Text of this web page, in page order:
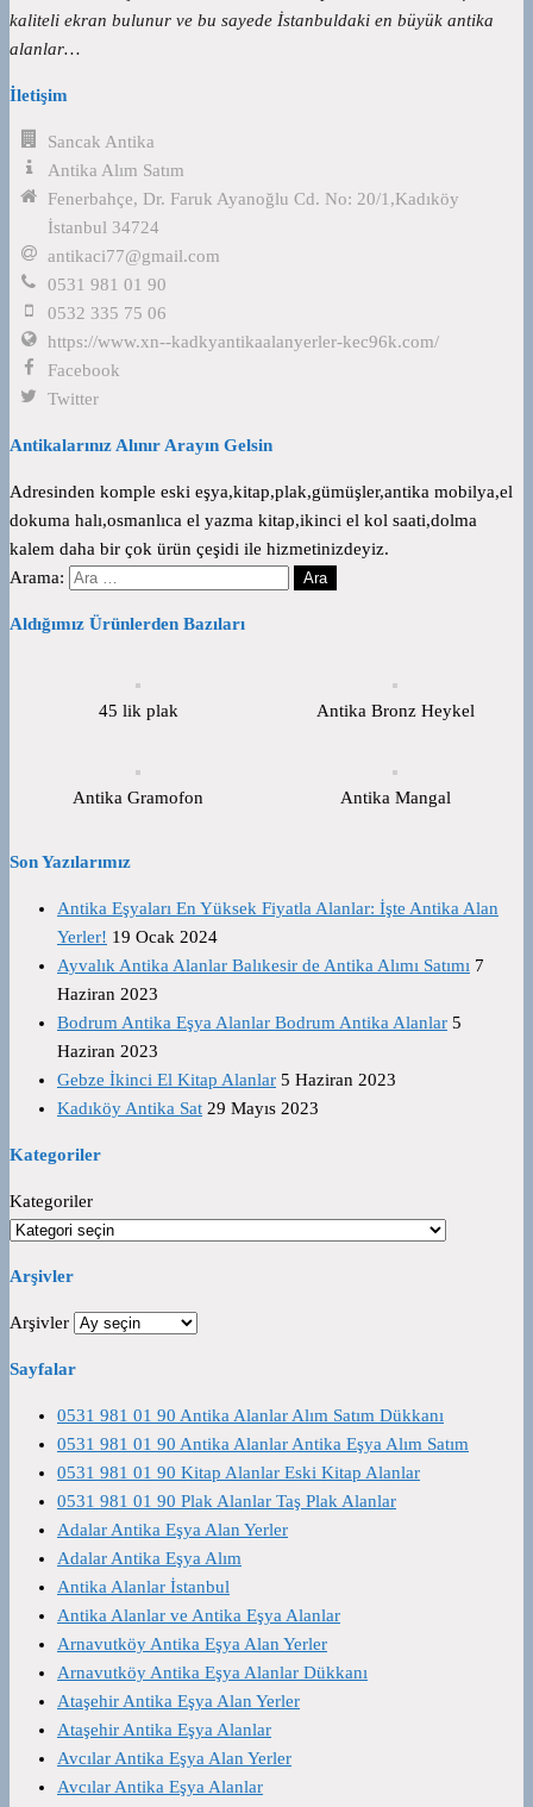
kaliteli ekran bulunur ve bu sayede İstanbuldaki en büyük antika
alanlar…
İletişim
Sancak Antika
Antika Alım Satım
Fenerbahçe, Dr. Faruk Ayanoğlu Cd. No: 20/1,Kadıköy
İstanbul 34724
antikaci77@gmail.com
0531 981 01 90
0532 335 75 06
https://www.xn--kadkyantikaalanyerler-kec96k.com/
Facebook
Twitter
Antikalarınız Alınır Arayın Gelsin
Adresinden komple eski eşya,kitap,plak,gümüşler,antika mobilya,el
dokuma halı,osmanlıca el yazma kitap,ikinci el kol saati,dolma
kalem daha bir çok ürün çeşidi ile hizmetinizdeyiz.
Arama:
Aldığımız Ürünlerden Bazıları
45 lik plak Antika Bronz Heykel
Antika Gramofon Antika Mangal
Son Yazılarımız
Antika Eşyaları En Yüksek Fiyatla Alanlar: İşte Antika Alan
Yerler! 19 Ocak 2024
Ayvalık Antika Alanlar Balıkesir de Antika Alımı Satımı 7
Haziran 2023
Bodrum Antika Eşya Alanlar Bodrum Antika Alanlar 5
Haziran 2023
Gebze İkinci El Kitap Alanlar 5 Haziran 2023
Kadıköy Antika Sat 29 Mayıs 2023
Kategoriler
Kategoriler
Arşivler
Arşivler
Sayfalar
0531 981 01 90 Antika Alanlar Alım Satım Dükkanı
0531 981 01 90 Antika Alanlar Antika Eşya Alım Satım
0531 981 01 90 Kitap Alanlar Eski Kitap Alanlar
0531 981 01 90 Plak Alanlar Taş Plak Alanlar
Adalar Antika Eşya Alan Yerler
Adalar Antika Eşya Alım
Antika Alanlar İstanbul
Antika Alanlar ve Antika Eşya Alanlar
Arnavutköy Antika Eşya Alan Yerler
Arnavutköy Antika Eşya Alanlar Dükkanı
Ataşehir Antika Eşya Alan Yerler
Ataşehir Antika Eşya Alanlar
Avcılar Antika Eşya Alan Yerler
Avcılar Antika Eşya Alanlar